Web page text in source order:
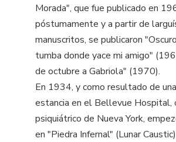
Morada", que fue publicado en
póstumamente y a partir de
manuscritos, se publicaron
tumba donde yace mi amigo"
de octubre a Gabriola" (1970).
En 1934, y como resultado de
estancia en el Bellevue Hospital,
psiquiátrico de Nueva York,
en "Piedra Infernal" (Lunar